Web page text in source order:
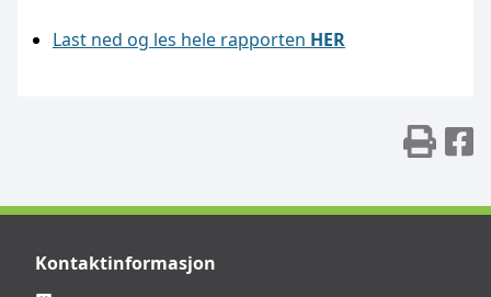
Last ned og les hele rapporten HER
Kontaktinformasjon